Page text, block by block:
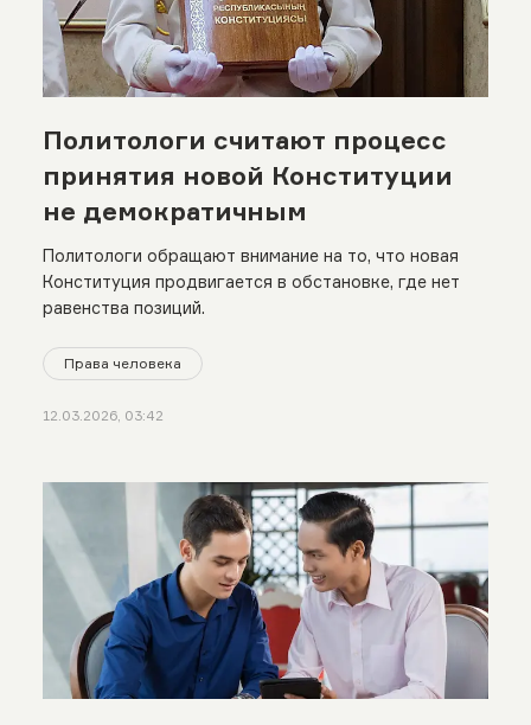
Политологи считают процесс
принятия новой Конституции
не демократичным
Политологи обращают внимание на то, что новая
Конституция продвигается в обстановке, где нет
равенства позиций.
Права человека
12.03.2026, 03:42